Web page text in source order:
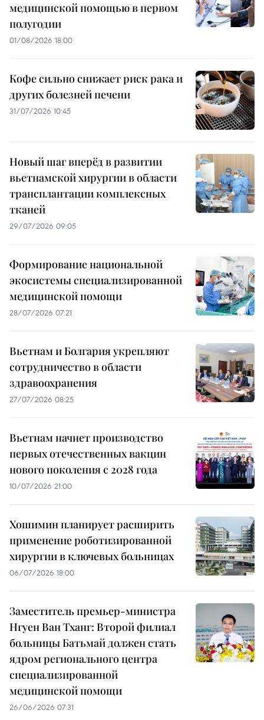
медицинской помощью в первом
полугодии
01/08/2026 18:00
Кофе сильно снижает риск рака и
других болезней печени
31/07/2026 10:45
Новый шаг вперёд в развитии
вьетнамской хирургии в области
трансплантации комплексных
тканей
29/07/2026 09:05
Формирование национальной
экосистемы специализированной
медицинской помощи
28/07/2026 07:21
Вьетнам и Болгария укрепляют
сотрудничество в области
здравоохранения
27/07/2026 08:25
Вьетнам начнет производство
первых отечественных вакцин
нового поколения с 2028 года
10/07/2026 21:00
Хошимин планирует расширить
применение роботизированной
хирургии в ключевых больницах
06/07/2026 18:00
Заместитель премьер-министра
Нгуен Ван Тханг: Второй филиал
больницы Батьмай должен стать
ядром регионального центра
специализированной
медицинской помощи
26/06/2026 07:31